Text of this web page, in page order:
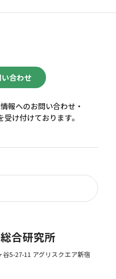
合わせ
報へのお問い合わせ・
け付けております。
合研究所
5-27-11 アグリスクエア新宿